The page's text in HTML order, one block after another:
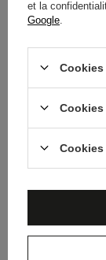
État
Catégorie
Couleur
et la
Google
Cookies